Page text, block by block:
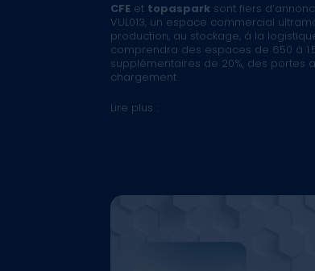
CFEet topasparksont fiers
VUL013, un espace commercial
production, au stockage, à la
comprendra des espaces de 650 à
supplémentaires de 20%, des portes
chargement.
Lire plus :